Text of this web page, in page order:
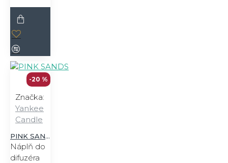
-20 %
Značka:
Yankee
Candle
PINK SANDS
Náplň do
difuzéra